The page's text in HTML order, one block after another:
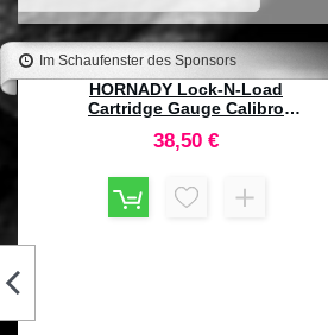
Im Schaufenster des Sponsors